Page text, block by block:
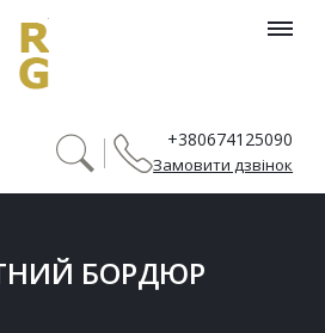
+380674125090
Замовити дзвінок
БОРДЮР